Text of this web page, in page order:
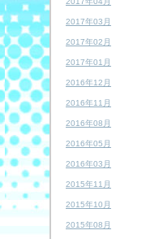
2017年03月
2017年02月
2017年01月
2016年12月
2016年11月
2016年08月
2016年05月
2016年03月
2015年11月
2015年10月
2015年08月